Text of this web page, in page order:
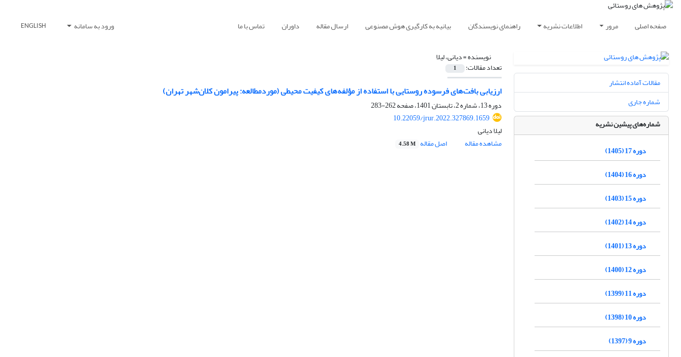
صفحه اصلی مرور اطلاعات نشریه راهنمای نویسندگان بیانیه به کارگیری هوش مصنوعی ارسال مقاله داوران تماس با ما ورود به سامانه ENGLISH
نویسنده =دیانی، لیلا
تعداد مقالات: 1
ارزیابی بافت‌های فرسوده روستایی با استفاده از مؤلفه‌های کیفیت محیطی (موردمطالعه: پیرامون کلان‌شهر تهران)
دوره 13، شماره 2، تابستان 1401، صفحه
262-283
10.22059/jrur.2022.327869.1659
لیلا دیانی
مشاهده مقاله
اصل مقاله 4.58 M
مقالات آماده انتشار
شماره جاری
شماره‌های پیشین نشریه
دوره 17 (1405)
دوره 16 (1404)
دوره 15 (1403)
دوره 14 (1402)
دوره 13 (1401)
دوره 12 (1400)
دوره 11 (1399)
دوره 10 (1398)
دوره 9 (1397)